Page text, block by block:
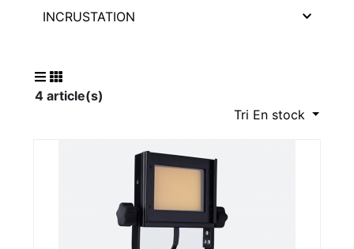
INCRUSTATION
4 article(s)
Tri En stock